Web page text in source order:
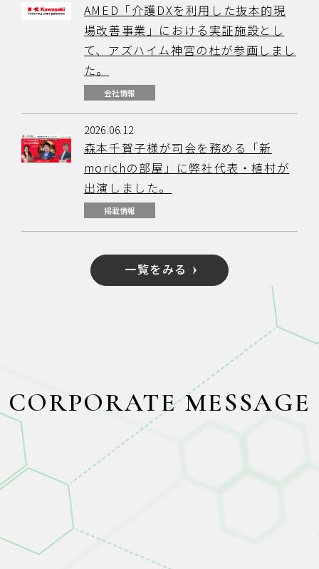
AMED「介護DXを利用した抜本的現
場改善事業」における実証施設とし
て、アズハイム神宮の杜が参画しまし
た。
会社情報
2026.06.12
森本千賀子様が司会を務める「新
morichの部屋」に弊社代表・植村が
出演しました。
掲載情報
一覧をみる
CORPORATE MESSAGE
私たちアズパートナーズは、社名の由来でもある
「あらゆる方々の良きパートナーとして…」という
思いのもと、あらゆる世代の方々や私たちに関わる
全ての人々の幸せを本気で実現してまいります。
「施設」ではなく「住まい」であるという観点で作
り上げたハード面、人とのかかわりによる精神面の